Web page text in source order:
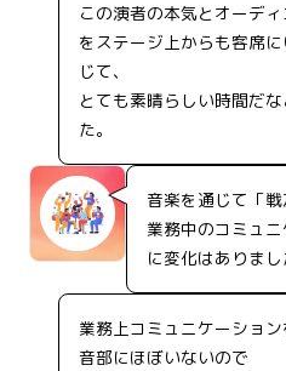
この演者の本気とオーデ
をステージ上からも客席
じて、
とても素晴らしい時間だ
た。
音楽を通じて「戦
業務中のコミュ
に変化はありまし
業務上コミュニケーショ
音部にほぼいないので